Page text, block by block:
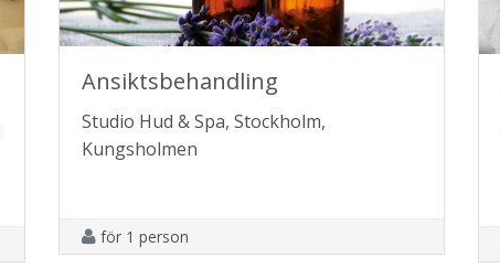
Ansiktsbehandling
Studio Hud & Spa, Stockholm,
Kungsholmen
för 1 person